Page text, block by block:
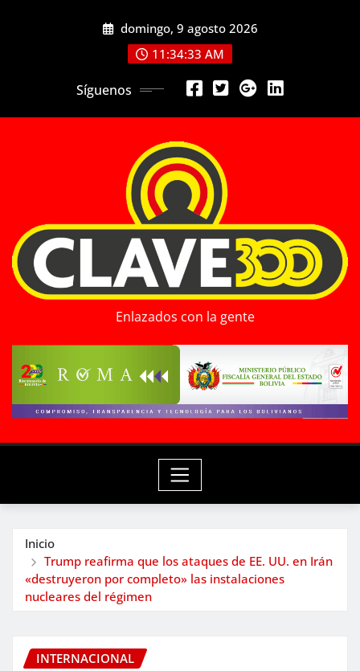
domingo, 9 agosto 2026
11:34:35 AM
Síguenos
Enlazados con la gente
Inicio
Trump reafirma que los ataques de EE. UU. en Irán
«destruyeron por completo» las instalaciones
nucleares del régimen
INTERNACIONAL